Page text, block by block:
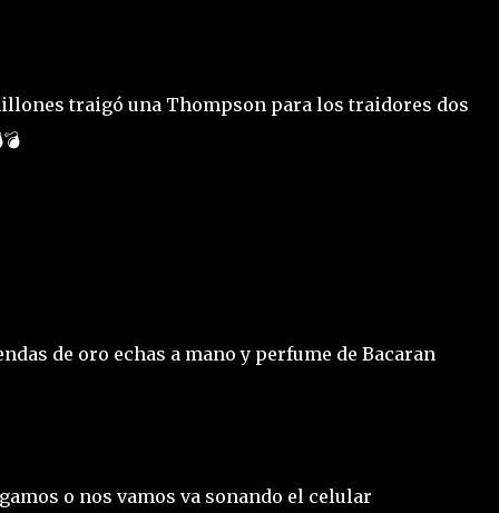
traigó una Thompson para los traidores dos
de oro echas a mano y perfume de Bacaran
o nos vamos va sonando el celular